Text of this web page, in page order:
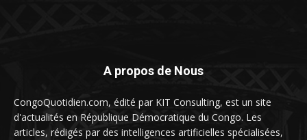
A propos de Nous
CongoQuotidien.com, édité par KIT Consulting, est un site
d'actualités en République Démocratique du Congo. Les
articles, rédigés par des intelligences artificielles spécialisées,